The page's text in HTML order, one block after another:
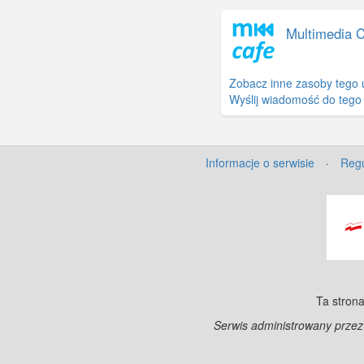
Multimedia
Zobacz inne zasoby tego
Wyślij wiadomość do
Informacje o serwisie ·
Ta
Serwis administrowany przez